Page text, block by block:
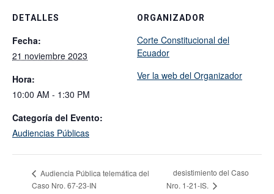
DETALLES
Fecha:
21 noviembre 2023
Hora:
10:00 AM - 1:30 PM
Categoría del Evento:
Audiencias Públicas
ORGANIZADOR
Corte Constitucional del
Ecuador
Ver la web del Organizador
Audiencia Pública telemática del
Caso Nro. 67-23-IN
desistimiento del Caso
Nro. 1-21-IS.